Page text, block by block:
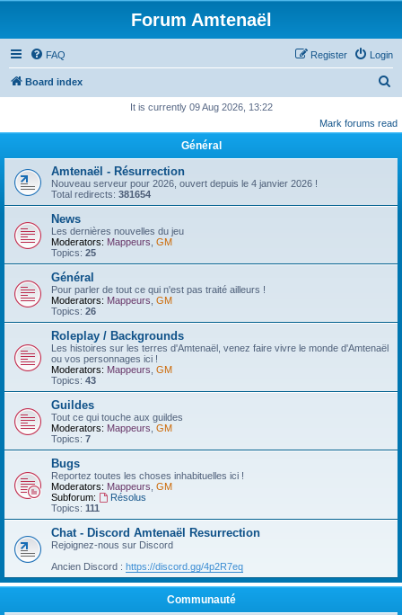
Forum Amtenaël
FAQ Login
Register
Board index
a
It is currently 09 Aug 2026, 13:22
Mark forums read
Général
Amtenaël - Résurrection
Nouveau serveur pour 2026, ouvert depuis le 4 janvier 2026 !
Total redirects: 381654
News
Les dernières nouvelles du jeu
Moderators: Mappeurs GM
Topics: 25
Général
Pour parler de tout ce qui n'est pas traité ailleurs !
Moderators: Mappeurs GM
Topics: 26
Roleplay / Backgrounds
Les histoires sur les terres d'Amtenaël, venez faire vivre le monde d'Amtenaël
ou vos personnages ici !
Moderators: Mappeurs GM
Topics: 43
Guildes
Tout ce qui touche aux guildes
Moderators: Mappeurs GM
Topics: 7
Bugs
Reportez toutes les choses inhabituelles ici !
Moderators: Mappeurs GM
Subforum:
Résolus
Topics: 111
Chat - Discord Amtenaël Resurrection
Rejoignez-nous sur Discord
Ancien Discord : https://discord.gg/4p2R7eq
Communauté